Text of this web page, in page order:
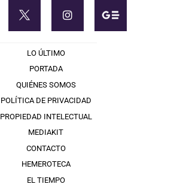
LO ÚLTIMO
PORTADA
QUIÉNES SOMOS
POLÍTICA DE PRIVACIDAD
PROPIEDAD INTELECTUAL
MEDIAKIT
CONTACTO
HEMEROTECA
EL TIEMPO